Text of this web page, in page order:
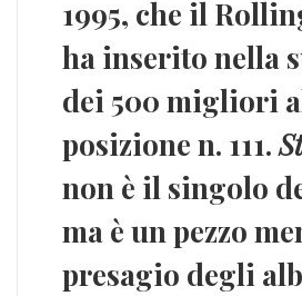
1995, che il
ha inserito nella
dei 500 migliori
posizione n. 111.
non è il singolo
ma è un pezzo
presagio degli